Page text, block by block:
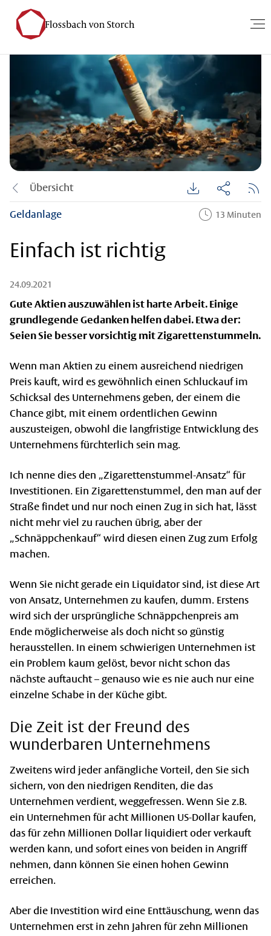
Übersicht
Geldanlage 13 Minuten
Einfach ist richtig
24.09.2021
Gute Aktien auszuwählen ist harte Arbeit. Einige
grundlegende Gedanken helfen dabei. Etwa der:
Seien Sie besser vorsichtig mit Zigarettenstummeln.
Wenn man Aktien zu einem ausreichend niedrigen
Preis kauft, wird es gewöhnlich einen Schluckauf im
Schicksal des Unternehmens geben, der einem die
Chance gibt, mit einem ordentlichen Gewinn
auszusteigen, obwohl die langfristige Entwicklung des
Unternehmens fürchterlich sein mag.
Ich nenne dies den „Zigarettenstummel-Ansatz“ für
Investitionen. Ein Zigarettenstummel, den man auf der
Straße findet und nur noch einen Zug in sich hat, lässt
nicht mehr viel zu rauchen übrig, aber der
„Schnäppchenkauf“ wird diesen einen Zug zum Erfolg
machen.
Wenn Sie nicht gerade ein Liquidator sind, ist diese Art
von Ansatz, Unternehmen zu kaufen, dumm. Erstens
wird sich der ursprüngliche Schnäppchenpreis am
Ende möglicherweise als doch nicht so günstig
herausstellen. In einem schwierigen Unternehmen ist
ein Problem kaum gelöst, bevor nicht schon das
nächste auftaucht – genauso wie es nie auch nur eine
einzelne Schabe in der Küche gibt.
Die Zeit ist der Freund des
wunderbaren Unternehmens
Zweitens wird jeder anfängliche Vorteil, den Sie sich
sichern, von den niedrigen Renditen, die das
Unternehmen verdient, weggefressen. Wenn Sie z.B.
ein Unternehmen für acht Millionen US-Dollar kaufen,
das für zehn Millionen Dollar liquidiert oder verkauft
werden kann, und sofort eines von beiden in Angriff
nehmen, dann können Sie einen hohen Gewinn
erreichen.
Aber die Investition wird eine Enttäuschung, wenn das
Unternehmen erst in zehn Jahren für zehn Millionen